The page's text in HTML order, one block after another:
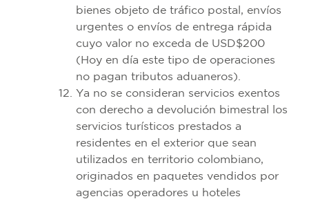
bienes objeto de tráfico postal, envíos
urgentes o envíos de entrega rápida
cuyo valor no exceda de USD$200
(Hoy en día este tipo de operaciones
no pagan tributos aduaneros).
Ya no se consideran servicios exentos
con derecho a devolución bimestral los
servicios turísticos prestados a
residentes en el exterior que sean
utilizados en territorio colombiano,
originados en paquetes vendidos por
agencias operadores u hoteles